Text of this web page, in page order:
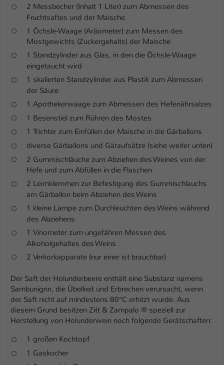
2 Messbecher (Inhalt 1 Liter) zum Abmessen des
Fruchtsaftes und der Maische
1 Öchsle-Waage (Aräometer) zum Messen des
Mostgewichts (Zuckergehalts) der Maische
1 Standzylinder aus Glas, in den die Öchsle-Waage
eingetaucht wird
1 skalierten Standzylinder aus Plastik zum Abmessen
der Säure
1 Apothekerwaage zum Abmessen des Hefenährsalzes
1 Besenstiel zum Rühren des Mostes
1 Trichter zum Einfüllen der Maische in die Gärballons
diverse Gärballons und Gäraufsätze (siehe weiter unten)
2 Gummischläuche zum Abziehen des Weines von der
Hefe und zum Abfüllen in die Flaschen
2 Leimklemmen zur Befestigung des Gummischlauchs
am Gärballon beim Abziehen des Weins
1 kleine Lampe zum Durchleuchten des Weins während
des Abziehens
1 Vinometer zum ungefähren Messen des
Alkoholgehaltes des Weins
2 Verkorkapparate (nur einer ist brauchbar)
Der Saft der Holunderbeere enthält eine Substanz namens
Sambunigrin, die Übelkeit und Erbrechen verursacht, wenn
der Saft nicht auf mindestens 80°C erhitzt wurde. Aus
diesem Grund besitzen Zitt & Zampalo ® speziell zur
Herstellung von Holunderwein noch folgende Gerätschaften:
1 großen Kochtopf
1 Gaskocher